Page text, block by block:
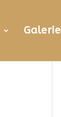
Galerie